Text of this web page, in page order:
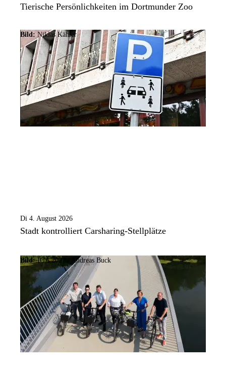
Tierische Persönlichkeiten im Dortmunder Zoo
Bild: Niklas Kähler
Di 4. August 2026
Stadt kontrolliert Carsharing-Stellplätze
Bild: IGA 2027 / Andreas Buck